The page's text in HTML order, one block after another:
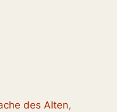
des Alten,